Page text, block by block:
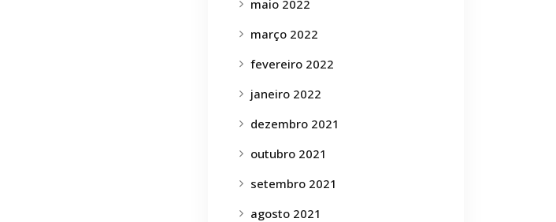
maio 2022
março 2022
fevereiro 2022
janeiro 2022
dezembro 2021
outubro 2021
setembro 2021
agosto 2021